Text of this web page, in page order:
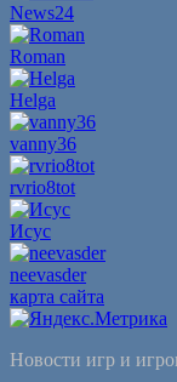
News24
Roman
Helga
vanny36
rvrio8tot
Исус
neevasder
карта сайта
Новости игр и